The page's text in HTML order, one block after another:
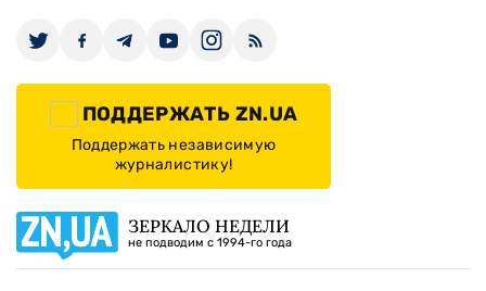
ПОДДЕРЖАТЬ ZN.UA
Поддержать независимую
журналистику!
ЗЕРКАЛО НЕДЕЛИ
не подводим с 1994-го года